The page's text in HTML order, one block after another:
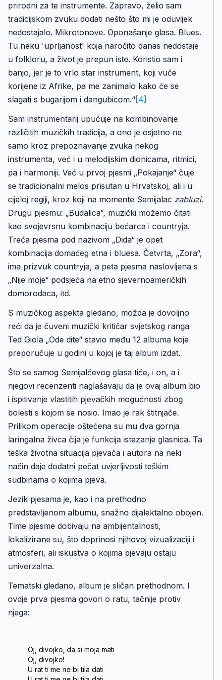
prirodni za te instrumente. Zapravo, želio sam
tradicijskom zvuku dodati nešto što mi je oduvijek
nedostajalo. Mikrotonove. Oponašanje glasa. Blues.
Tu neku 'uprljanost' koja naročito danas nedostaje
u folkloru, a život je prepun iste. Koristio sam i
banjo, jer je to vrlo star instrument, koji vuče
korijene iz Afrike, pa me zanimalo kako će se
slagati s bugarijom i dangubicom.“[4]
Sam instrumentarij upućuje na kombinovanje
različitih muzičkih tradicija, a ono je osjetno ne
samo kroz prepoznavanje zvuka nekog
instrumenta, već i u melodijskim dionicama, ritmici,
pa i harmoniji. Već u prvoj pjesmi „Pokajanje“ čuje
se tradicionalni melos prisutan u Hrvatskoj, ali i u
cijeloj regiji, kroz koji na momente Semijalac zabluzi.
Drugu pjesmu: „Budalica“, muzički možemo čitati
kao svojevrsnu kombinaciju bećarca i countryja.
Treća pjesma pod nazivom „Dida“ je opet
kombinacija domaćeg etna i bluesa. Četvrta, „Zora“,
ima prizvuk countryja, a peta pjesma naslovljena s
„Nije moje“ podsjeća na etno sjevernoameričkih
domorodaca, itd.
S muzičkog aspekta gledano, možda je dovoljno
reći da je čuveni muzički kritičar svjetskog ranga
Ted Giola „Ode dite“ stavio među 12 albuma koje
preporučuje u godini u kojoj je taj album izdat.
Što se samog Semijalčevog glasa tiče, i on, a i
njegovi recenzenti naglašavaju da je ovaj album bio
i ispitivanje vlastitih pjevačkih mogućnosti zbog
bolesti s kojom se nosio. Imao je rak štitnjače.
Prilikom operacije oštećena su mu dva gornja
laringalna živca čija je funkcija istezanje glasnica. Ta
teška životna situacija pjevača i autora na neki
način daje dodatni pečat uvjerljivosti teškim
sudbinama o kojima pjeva.
Jezik pjesama je, kao i na prethodno
predstavljenom albumu, snažno dijalektalno obojen.
Time pjesme dobivaju na ambijentalnosti,
lokalizirane su, što doprinosi njihovoj vizualizaciji i
atmosferi, ali iskustva o kojima pjevaju ostaju
univerzalna.
Tematski gledano, album je sličan prethodnom. I
ovdje prva pjesma govori o ratu, tačnije protiv
njega:
Oj, divojko, da si moja mati
Oj, divojko!
U rat ti me ne bi tila dati